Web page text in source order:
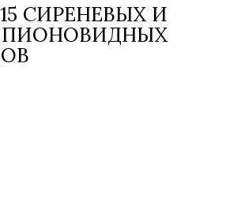
СИРЕНЕВЫХ И
ПИОНОВИДНЫХ